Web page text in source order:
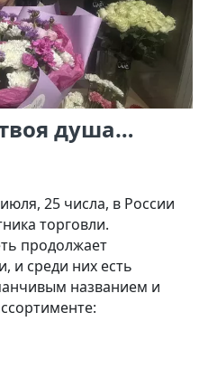
душа…
25 числа, в России
торговли.
продолжает
и среди них есть
названием и